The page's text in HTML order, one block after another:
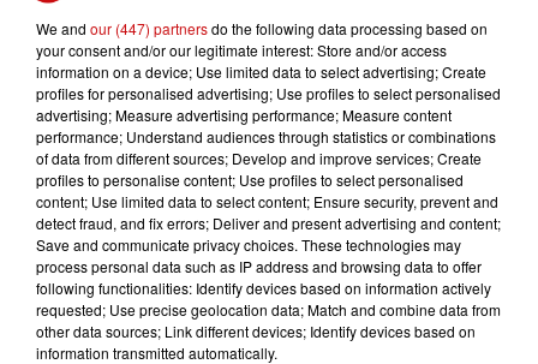
Pierre-de-Coubertin. L'accident, qui a vu le véhicule
coincé à un angle de 45°, a causé une perturbation de la
circulation sans faire de blessés, hormis l'orgueil du
conducteur. Ce dernier incident a été largement
commenté sur une page Facebook locale, qui recense
les accidents impliquant ce pont. Cette année, le pont a
déjà été le théâtre de collisions similaires avec deux
autres fourgonnettes et un camping-car.
We and our (447) partnersdo the following data processing based on
your consent and/or our legitimate interest: Store and/or access
information on a device; Use limited data to select advertising; Create
profiles for personalised advertising; Use profiles to select personalised
advertising; Measure advertising performance; Measure content
performance; Understand audiences through statistics or combinations
of data from different sources; Develop and improve services; Create
profiles to personalise content; Use profiles to select personalised
content; Use limited data to select content; Ensure security, prevent and
detect fraud, and fix errors; Deliver and present advertising and content;
Save and communicate privacy choices. These technologies may
process personal data such as IP address and browsing data to offer
following functionalities: Identify devices based on information actively
requested; Use precise geolocation data; Match and combine data from
other data sources; Link different devices; Identify devices based on
information transmitted automatically.